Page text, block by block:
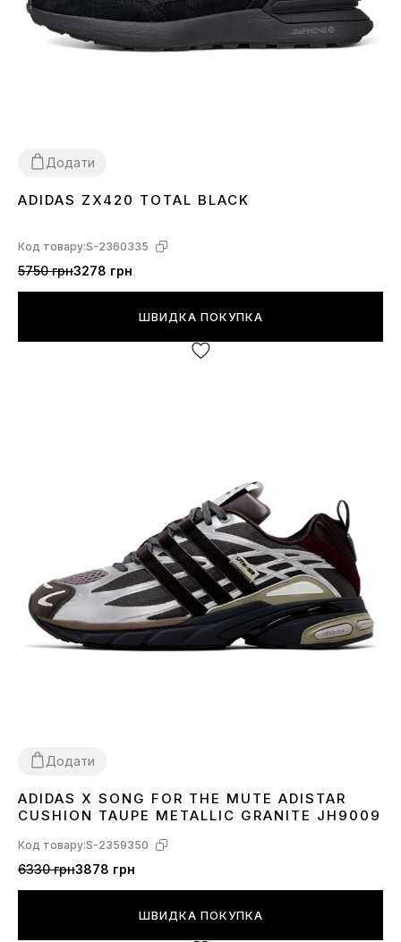
Додати
41 4243444546
ADIDAS ZX420 TOTAL BLACK
Код товару:S-2360335
5750 грн3278 грн
ШВИДКА ПОКУПКА
Додати
40 4142 434445
ADIDAS X SONG FOR THE MUTE ADISTAR
CUSHION TAUPE METALLIC GRANITE JH9009
Код товару:S-2359350
6330 грн3878 грн
ШВИДКА ПОКУПКА